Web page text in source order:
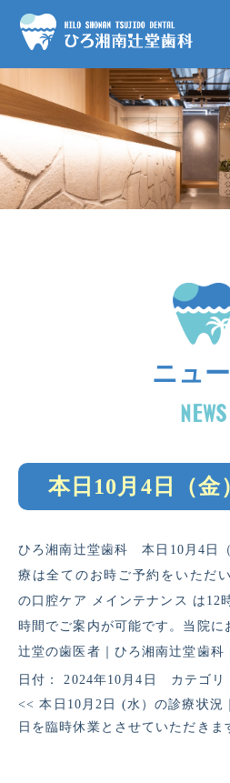
ニュ
本日10月4日（金
ひろ湘南辻堂歯科 本日10月4日
療は全てのお時ご予約をいただ
の口腔ケア メインテナンス は12
時間でご案内が可能です。当院に
辻堂の歯医者｜ひろ湘南辻堂歯科
日付： 2024年10月4日 カテゴリ
<< 本日10月2日 (水）の診療状況
日を臨時休業とさせていただき